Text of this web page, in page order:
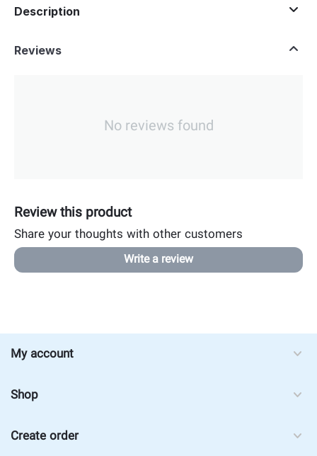
Description
Reviews
No reviews found
Review this product
Share your thoughts with other customers
Write a review
My account
Shop
Create order